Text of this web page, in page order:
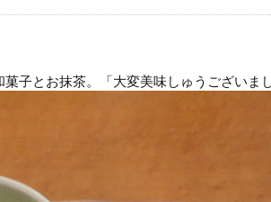
子とお抹茶。「大変美味しゅうございまし